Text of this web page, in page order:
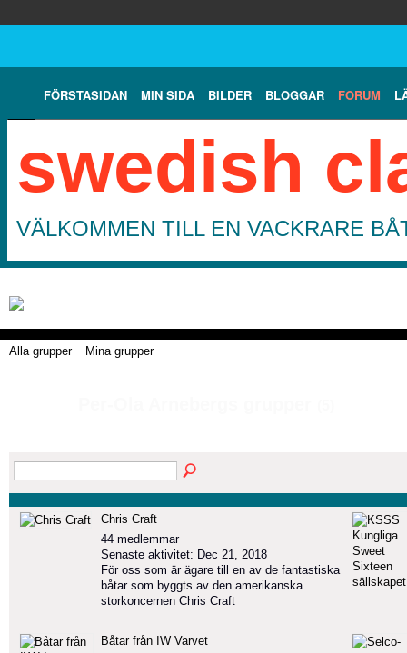
FÖRSTASIDAN MIN SIDA BILDER BLOGGAR FORUM
swedish
VÄLKOMMEN TILL EN VACKRARE
Alla grupper Mina grupper
Chris Craft
44 medlemmar
Senaste aktivitet: Dec 21, 2018
För oss som är ägare till en av de fantastiska
båtar som byggts av den amerikanska
storkoncernen Chris Craft
Båtar från IW Varvet